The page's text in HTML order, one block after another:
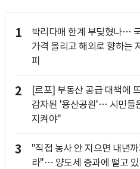
1
박리다매 한계 부딪혔나…
가격 올리고 해외로 향하는
피
2
[르포] 부동산 공급 대책에
감자된 '용산공원'… 시민들
지켜야"
3
"직접 농사 안 지으면 내년
라"… 양도세 중과에 떨고